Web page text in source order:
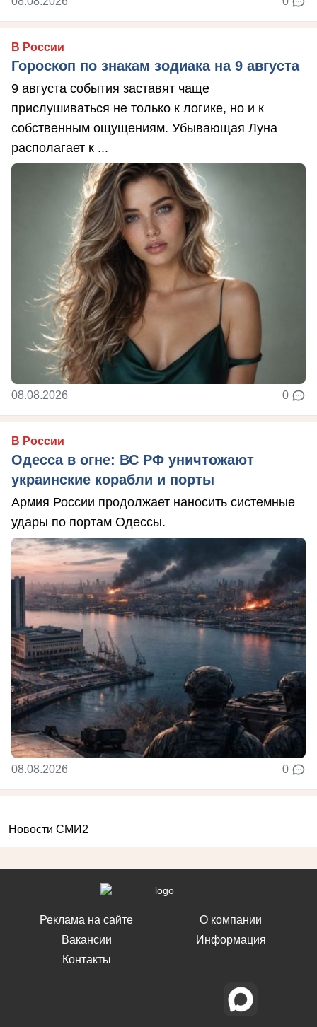
В России
Гороскоп по знакам зодиака на 9 августа
9 августа события заставят чаще
прислушиваться не только к логике, но и к
собственным ощущениям. Убывающая Луна
располагает к ...
08.08.2026 0
В России
Одесса в огне: ВС РФ уничтожают
украинские корабли и порты
Армия России продолжает наносить системные
удары по портам Одессы.
08.08.2026 0
Новости СМИ2
Реклама на сайте
Вакансии
Контакты
О компании
Информация